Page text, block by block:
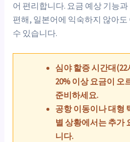
어 편리합니다. 요금 예상 기능
편해, 일본어에 익숙하지 않아
수 있습니다.
심야 할증 시간대
20% 이상 요금이 오
준비하세요.
공항 이동이나 대형
별 상황에서는 추가
니다.